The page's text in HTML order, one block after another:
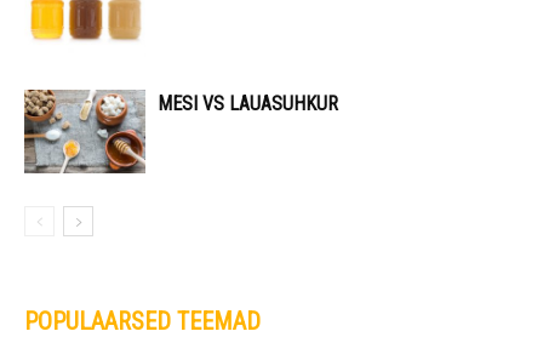
MESI VS LAUASUHKUR
POPULAARSED TEEMAD